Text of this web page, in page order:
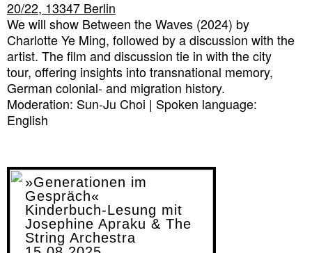
20/22, 13347 Berlin
We will show Between the Waves (2024) by
Charlotte Ye Ming, followed by a discussion with the
artist. The film and discussion tie in with the city
tour, offering insights into transnational memory,
German colonial- and migration history.
Moderation: Sun-Ju Choi | Spoken language:
English
»Generationen im
Gespräch«
Kinderbuch-Lesung mit
Josephine Apraku & The
String Archestra